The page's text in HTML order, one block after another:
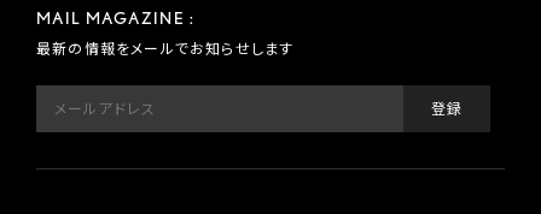
MAIL MAGAZINE :
最新の情報をメールでお知らせします